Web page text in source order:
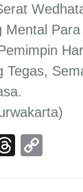
Mental
Tegas,